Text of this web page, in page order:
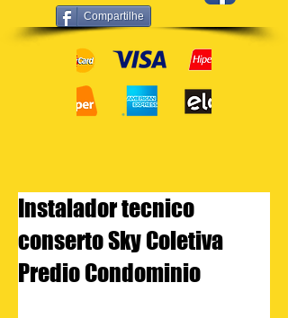
Compartilhe
Instalador tecnico
conserto Sky Coletiva
Predio Condominio